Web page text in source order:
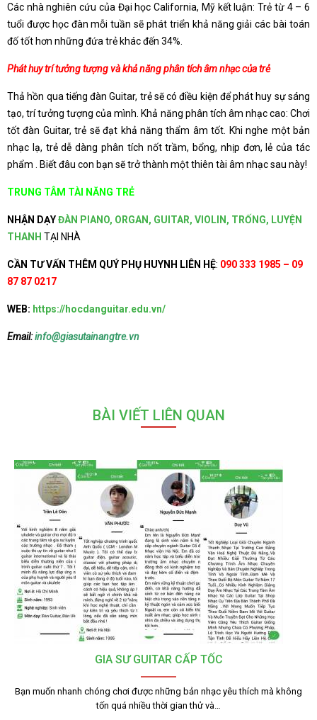
Các nhà nghiên cứu của Đại học California, Mỹ kết luận: Trẻ từ 4 – 6
tuổi được học đàn mỗi tuần sẽ phát triển khả năng giải các bài toán
đố tốt hơn những đứa trẻ khác đến 34%.
Phát huy trí tưởng tượng và khả năng phân tích âm nhạc của trẻ
Thả hồn qua tiếng đàn Guitar, trẻ sẽ có điều kiện để phát huy sự sáng
tạo, trí tưởng tượng của mình. Khả năng phân tích âm nhạc cao: Chơi
tốt đàn Guitar, trẻ sẽ đạt khả năng thẩm âm tốt. Khi nghe một bản
nhạc lạ, trẻ dễ dàng phân tích nốt trầm, bổng, nhịp đơn, lẻ của tác
phẩm . Biết đâu con bạn sẽ trở thành một thiên tài âm nhạc sau này!
TRUNG TÂM TÀI NĂNG TRẺ
NHẬN DẠYĐÀN PIANO, ORGAN, GUITAR, VIOLIN, TRỐNG, LUYỆN
THANH TẠI NHÀ
CẦN TƯ VẤN THÊM QUÝ PHỤ HUYNH LIÊN HỆ: 090 333 1985 – 09
87 87 0217
WEB: https://hocdanguitar.edu.vn/
Email:info@giasutainangtre.vn
BÀI VIẾT LIÊN QUAN
GIA SƯ GUITAR CẤP TỐC
Bạn muốn nhanh chóng chơi được những bản nhạc yêu thích mà không
tốn quá nhiều thời gian thử và…